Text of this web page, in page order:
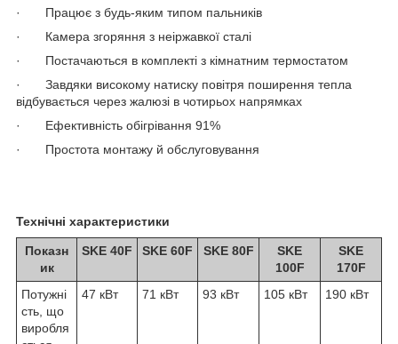
· Працює з будь-яким типом пальників
· Камера згоряння з неіржавкої сталі
· Постачаються в комплекті з кімнатним термостатом
· Завдяки високому натиску повітря поширення тепла
відбувається через жалюзі в чотирьох напрямках
· Ефективність обігрівання 91%
· Простота монтажу й обслуговування
Технічні характеристики
Показн
ик
SKE 40F SKE 60F SKE 80F
SKE
100F
SKE
170F
Потужні
сть, що
виробля
47 кВт 71 кВт 93 кВт 105 кВт 190 кВт